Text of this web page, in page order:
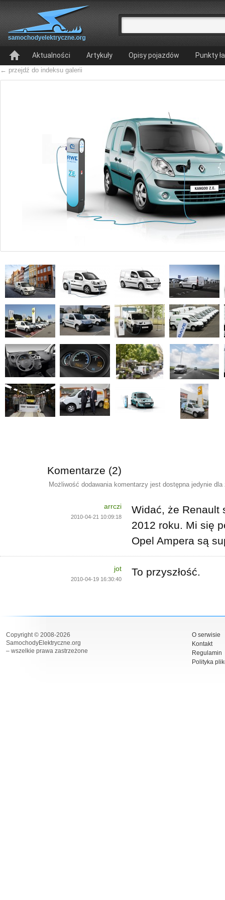
Aktualności Artykuły Opisy pojazdów Punkty
← przejdź do indeksu galerii
Komentarze (2)
Możliwość dodawania komentarzy jest dostępna jedynie
arrczi
2010-04-21 10:09:18
Widać, że Renault
2012 roku. Mi się
Opel Ampera są
jot
2010-04-19 16:30:40
To przyszłość.
Copyright © 2008-2026
SamochodyElektryczne.org
– wszelkie prawa zastrzeżone
O serwisie
Kontakt
Regulamin
Polityka